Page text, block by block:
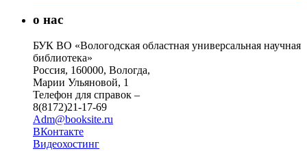
о нас
БУК ВО «Вологодская областная универсальная научная
библиотека»
Россия, 160000, Вологда,
Марии Ульяновой, 1
Телефон для справок –
8(8172)21-17-69
Adm@booksite.ru
ВКонтакте
Видеохостинг